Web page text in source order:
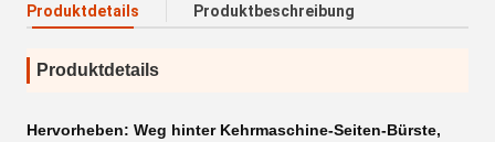
Produktdetails Produktbeschreibung
Produktdetails
Hervorheben: Weg hinter Kehrmaschine-Seiten-Bürste,